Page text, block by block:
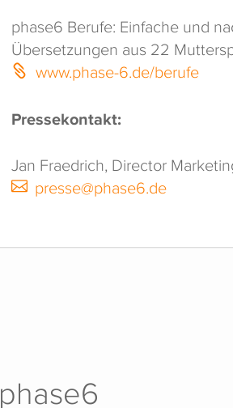
phase6 Berufe: Einfache und
Übersetzungen aus 22
www.phase-6.de/berufe
Pressekontakt:
Jan Fraedrich, Director
presse@phase6.de
phase6